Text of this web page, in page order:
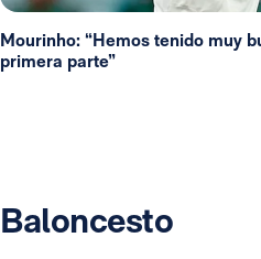
Mourinho: “Hemos tenido muy
primera parte”
Baloncesto